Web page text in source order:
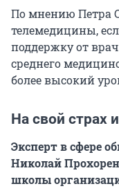
По мнению Петра
телемедицины,
поддержку от
среднего
более высокий
На свой страх
Эксперт в сфере
Николай
школы